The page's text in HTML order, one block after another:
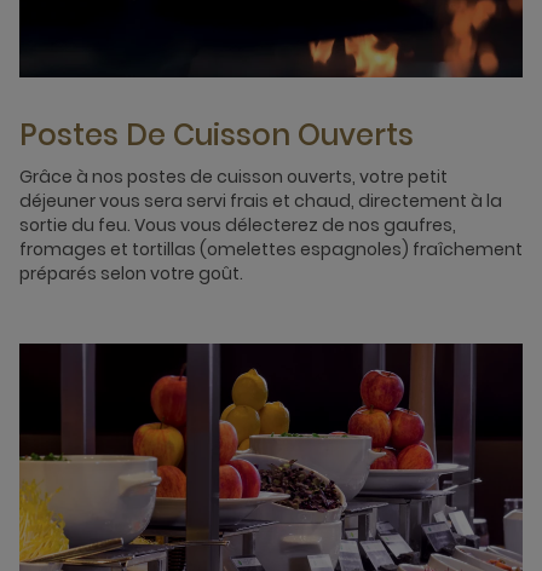
Postes De Cuisson Ouverts
Grâce à nos postes de cuisson ouverts, votre petit
déjeuner vous sera servi frais et chaud, directement à la
sortie du feu. Vous vous délecterez de nos gaufres,
fromages et tortillas (omelettes espagnoles) fraîchement
préparés selon votre goût.